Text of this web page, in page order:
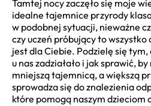
Tamtej nocy zaczęło się moje
idealne tajemnice przyrody
w podobnej sytuacji, nieważne
czy uczeń próbujący to
jest dla Ciebie. Podzielę się tym,
u nas zadziałało i jak sprawić,
mniejszą tajemnicą, a większą
sprowadza się do znalezienia
które pomogą naszym dzieciom